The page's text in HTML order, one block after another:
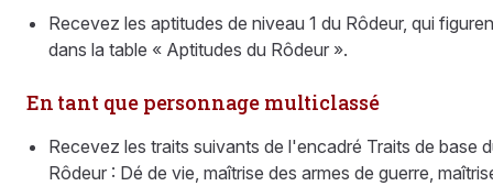
Recevez les aptitudes de niveau 1 du Rôdeur, qui
dans la table « Aptitudes du Rôdeur ».
En tant que personnage multiclassé
Recevez les traits suivants de l'encadré Traits de base
Rôdeur : Dé de vie, maîtrise des armes de guerre,